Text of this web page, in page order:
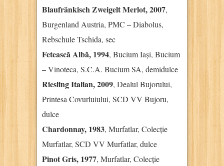
Blaufränkisch Zweigelt Merlot, 2007,
Burgenland Austria, PMC – Diabolus,
Rebschule Tschida, sec
Fetească Albă, 1994, Bucium Iași, Bucium
– Vinoteca, S.C.A. Bucium SA, demidulce
Riesling Italian, 2009, Dealul Bujorului,
Printesa Covurluiului, SCD VV Bujoru,
dulce
Chardonnay, 1983, Murfatlar, Colecție
Murfatlar, SCD VV Murfatlar, dulce
Pinot Gris, 1977, Murfatlar, Colecție